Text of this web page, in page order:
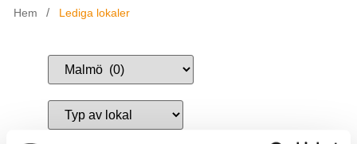
Hem / Lediga lokaler